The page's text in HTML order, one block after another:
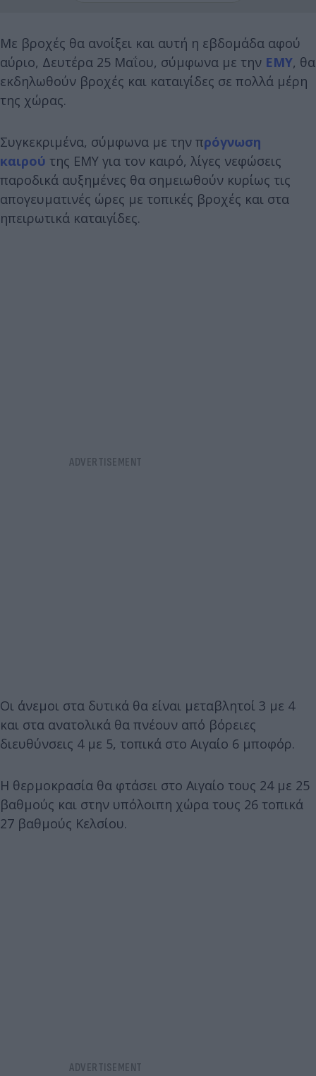
Με βροχές θα ανοίξει και αυτή η εβδομάδα αφού
αύριο, Δευτέρα 25 Μαΐου, σύμφωνα με την ΕΜΥ, θα
εκδηλωθούν βροχές και καταιγίδες σε πολλά μέρη
της χώρας.
Συγκεκριμένα, σύμφωνα με την πρόγνωση
καιρού της ΕΜΥ για τον καιρό, λίγες νεφώσεις
παροδικά αυξημένες θα σημειωθούν κυρίως τις
απογευματινές ώρες με τοπικές βροχές και στα
ηπειρωτικά καταιγίδες.
Οι άνεμοι στα δυτικά θα είναι μεταβλητοί 3 με 4
και στα ανατολικά θα πνέουν από βόρειες
διευθύνσεις 4 με 5, τοπικά στο Αιγαίο 6 μποφόρ.
Η θερμοκρασία θα φτάσει στο Αιγαίο τους 24 με 25
βαθμούς και στην υπόλοιπη χώρα τους 26 τοπικά
27 βαθμούς Κελσίου.